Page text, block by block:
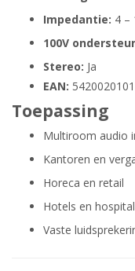
Impedantie: 4 –
100V
Stereo: Ja
EAN:
Toepassing
Multiroom audio
Kantoren en
Horeca en retail
Hotels en
Vaste